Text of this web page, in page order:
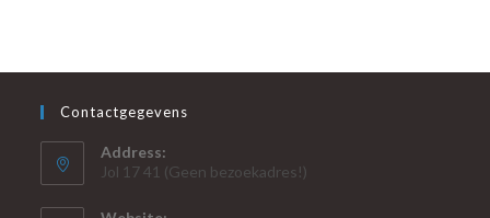
Contactgegevens
Address:
Jol 17 41 (Geen bezoekadres!)